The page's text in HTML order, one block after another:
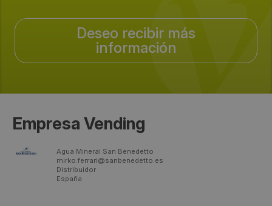
Deseo recibir más
información
Empresa Vending
Agua Mineral San Benedetto
mirko.ferrari@sanbenedetto.es
Distribuidor
España